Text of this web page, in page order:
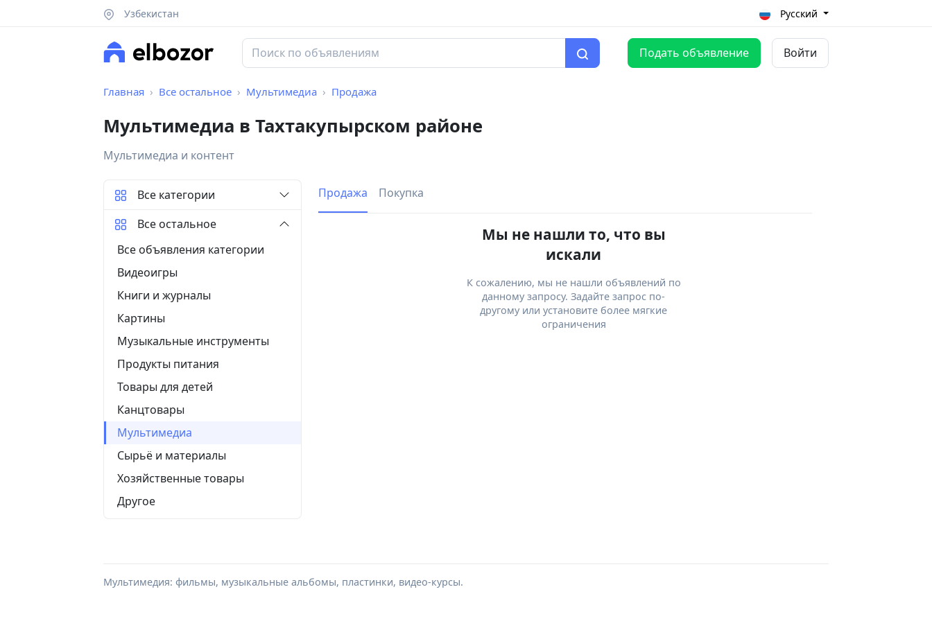
Узбекистан Русский
Подать объявление Войти
Главная Все остальное Мультимедиа Продажа
Мультимедиа в Тахтакупырском районе
Мультимедиа и контент
Продажа Покупка
Мы не нашли то, что вы
искали
К сожалению, мы не нашли объявлений по
данному запросу. Задайте запрос по-
другому или установите более мягкие
ограничения
Все категории
Все остальное
Все объявления категории
Видеоигры
Книги и журналы
Картины
Музыкальные инструменты
Продукты питания
Товары для детей
Канцтовары
Мультимедиа
Сырьё и материалы
Хозяйственные товары
Другое
Мультимедия: фильмы, музыкальные альбомы, пластинки, видео-курсы.